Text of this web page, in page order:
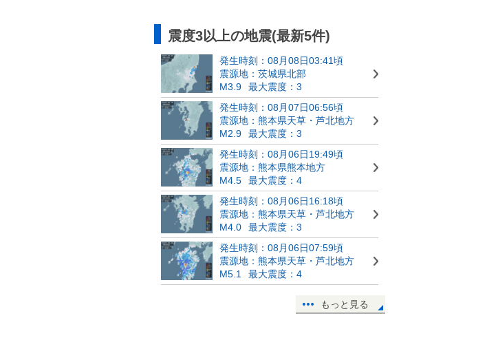
震度3以上の地震(最新5件)
発生時刻：08月08日03:41頃
震源地：茨城県北部
M3.9
最大震度：3
発生時刻：08月07日06:56頃
震源地：熊本県天草・芦北地方
M2.9
最大震度：3
発生時刻：08月06日19:49頃
震源地：熊本県熊本地方
M4.5
最大震度：4
発生時刻：08月06日16:18頃
震源地：熊本県天草・芦北地方
M4.0
最大震度：3
発生時刻：08月06日07:59頃
震源地：熊本県天草・芦北地方
M5.1
最大震度：4
もっと見る